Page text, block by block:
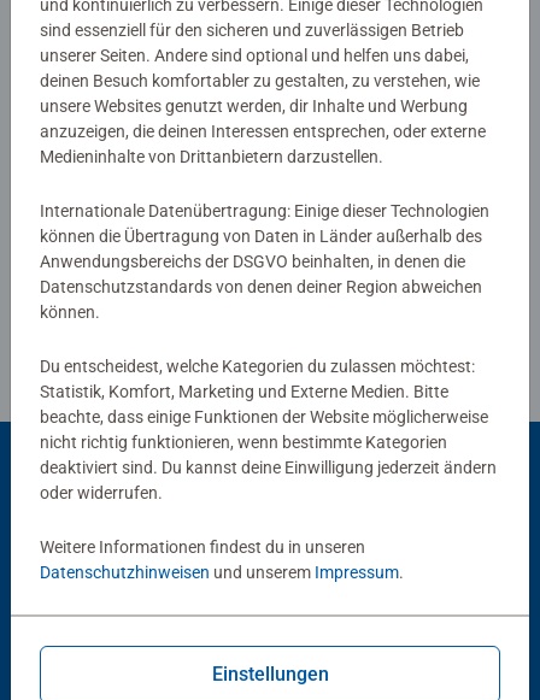
abgegeben
0/0
Richtlinien für Bewertungen
Andere Kunden mögen auch
und kontinuierlich zu verbessern. Einige dieser Technologien
sind essenziell für den sicheren und zuverlässigen Betrieb
unserer Seiten. Andere sind optional und helfen uns dabei,
deinen Besuch komfortabler zu gestalten, zu verstehen, wie
unsere Websites genutzt werden, dir Inhalte und Werbung
anzuzeigen, die deinen Interessen entsprechen, oder externe
Medieninhalte von Drittanbietern darzustellen.
Internationale Datenübertragung: Einige dieser Technologien
können die Übertragung von Daten in Länder außerhalb des
Anwendungsbereichs der DSGVO beinhalten, in denen die
Datenschutzstandards von denen deiner Region abweichen
können.
Du entscheidest, welche Kategorien du zulassen möchtest:
Statistik, Komfort, Marketing und Externe Medien. Bitte
beachte, dass einige Funktionen der Website möglicherweise
nicht richtig funktionieren, wenn bestimmte Kategorien
deaktiviert sind. Du kannst deine Einwilligung jederzeit ändern
oder widerrufen.
Weitere Informationen findest du in unseren
Datenschutzhinweisen und unserem Impressum.
Einstellungen